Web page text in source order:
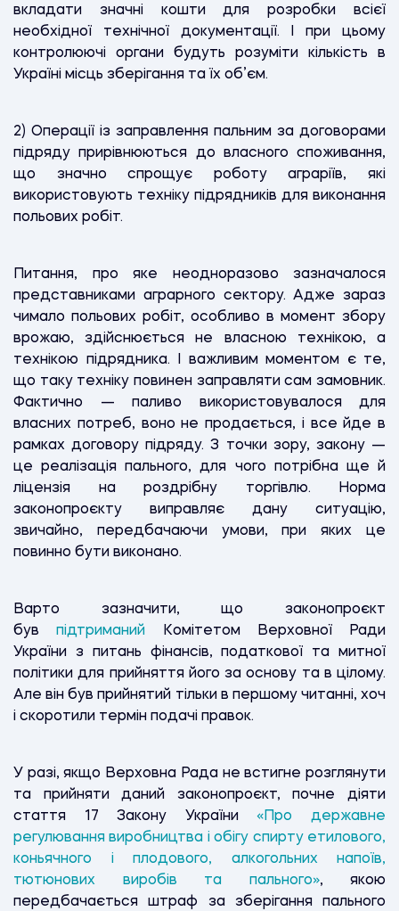
вкладати значні кошти для розробки всієї
необхідної технічної документації. І при цьому
контролюючі органи будуть розуміти кількість в
Україні місць зберігання та їх об’єм.
2) Операції із заправлення пальним за договорами
підряду прирівнюються до власного споживання,
що значно спрощує роботу аграріїв, які
використовують техніку підрядників для виконання
польових робіт.
Питання, про яке неодноразово зазначалося
представниками аграрного сектору. Адже зараз
чимало польових робіт, особливо в момент збору
врожаю, здійснюється не власною технікою, а
технікою підрядника. І важливим моментом є те,
що таку техніку повинен заправляти сам замовник.
Фактично — паливо використовувалося для
власних потреб, воно не продається, і все йде в
рамках договору підряду. З точки зору, закону —
це реалізація пального, для чого потрібна ще й
ліцензія на роздрібну торгівлю. Норма
законопроєкту виправляє дану ситуацію,
звичайно, передбачаючи умови, при яких це
повинно бути виконано.
Варто зазначити, що законопроєкт
бувпідтриманий Комітетом Верховної Ради
України з питань фінансів, податкової та митної
політики для прийняття його за основу та в цілому.
Але він був прийнятий тільки в першому читанні, хоч
і скоротили термін подачі правок.
У разі, якщо Верховна Рада не встигне розглянути
та прийняти даний законопроєкт, почне діяти
стаття 17 Закону України«Про державне
регулювання виробництва і обігу спирту етилового,
коньячного і плодового, алкогольних напоїв,
тютюнових виробів та пального», якою
передбачається штраф за зберігання пального